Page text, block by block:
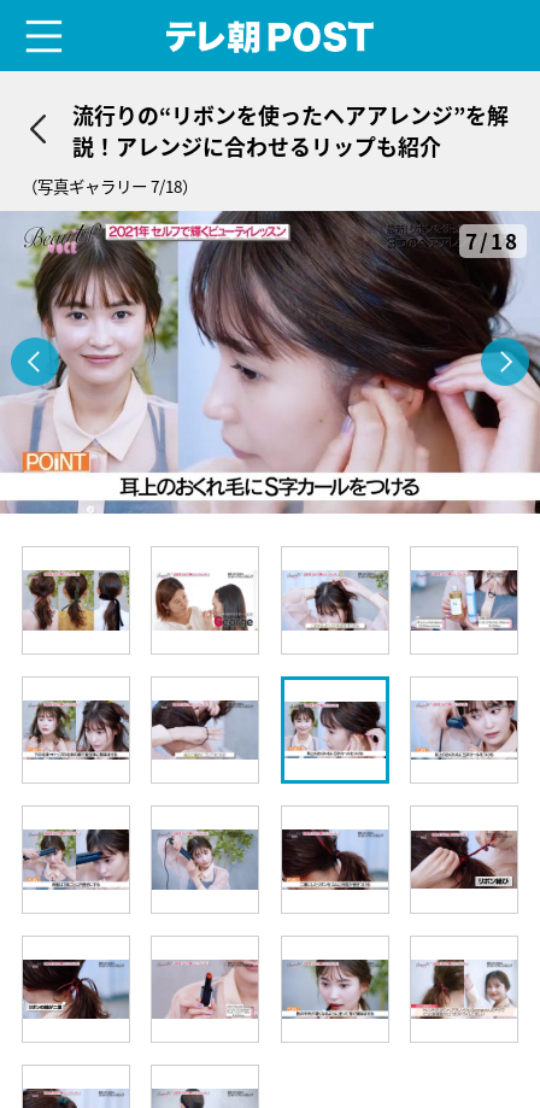
流行りの“リボンを使ったヘアアレンジ”を解
説！アレンジに合わせるリップも紹介
（写真ギャラリー 7/18）
7/18